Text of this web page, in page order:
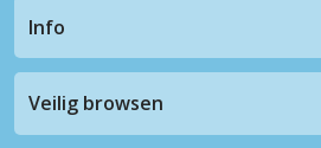
Info
Veilig browsen